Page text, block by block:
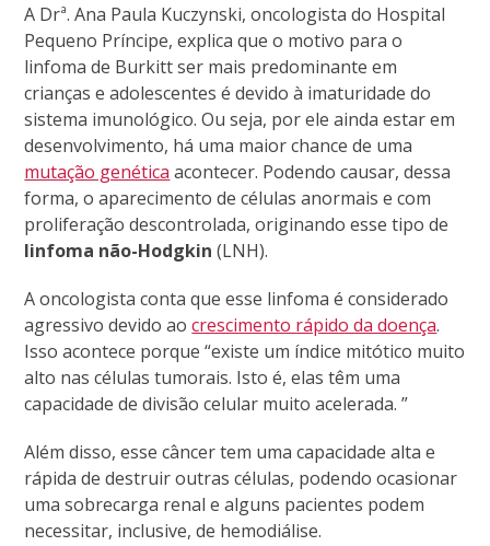
A Drª. Ana Paula Kuczynski, oncologista do Hospital
Pequeno Príncipe, explica que o motivo para o
linfoma de Burkitt ser mais predominante em
crianças e adolescentes é devido à imaturidade do
sistema imunológico. Ou seja, por ele ainda estar em
desenvolvimento, há uma maior chance de uma
mutação genética acontecer. Podendo causar, dessa
forma, o aparecimento de células anormais e com
proliferação descontrolada, originando esse tipo de
linfoma não-Hodgkin(LNH).
A oncologista conta que esse linfoma é considerado
agressivo devido aocrescimento rápido da doença.
Isso acontece porque “existe um índice mitótico muito
alto nas células tumorais. Isto é, elas têm uma
capacidade de divisão celular muito acelerada. ”
Além disso, esse câncer tem uma capacidade alta e
rápida de destruir outras células, podendo ocasionar
uma sobrecarga renal e alguns pacientes podem
necessitar, inclusive, de hemodiálise.